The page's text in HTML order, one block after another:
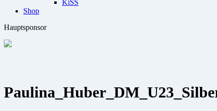
KiSS
Shop
Hauptsponsor